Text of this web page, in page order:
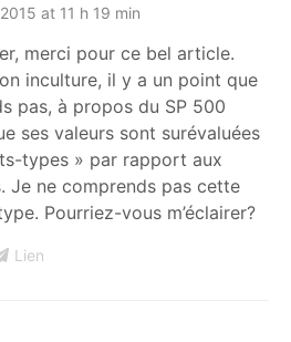
at 11 h 19 min
merci pour ce bel article.
inculture, il y a un point que
pas, à propos du SP 500
ses valeurs sont surévaluées
types » par rapport aux
Je ne comprends pas cette
Pourriez-vous m’éclairer?
Lien